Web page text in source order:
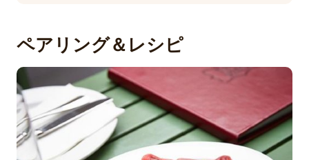
ペアリング＆レシピ